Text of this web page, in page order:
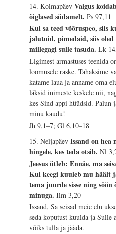
14. KolmapäevValgus
õiglased südamelt.Ps 97,11
Kui sa teed võõruspeo, siis
jalutuid, pimedaid, siis oled
millegagi sulle tasuda.Lk
Ligimest armastuses teenida
loomusele raske. Tahaksime
katame laua ja anname oma
läksid inimeste keskele nii,
kes Sind appi hüüdsid. Palun
minu kaudu!
Jh 9,1–7; Gl 6,10–18
15. NeljapäevIssand on hea
hingele, kes teda otsib.Nl
Jeesus ütleb: Ennäe, ma
Kui keegi kuuleb mu häält
tema juurde sisse ning
minuga.Ilm 3,20
Issand, Sa seisad meie elu
seda koputust kuulda ja Sulle
võiks tulla ja jääda.